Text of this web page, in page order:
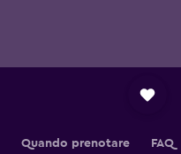
Quando prenotare FAQ